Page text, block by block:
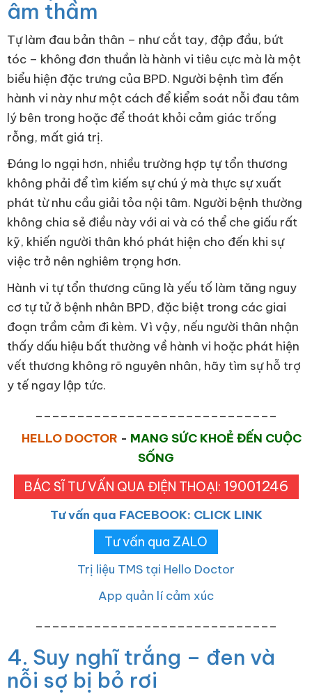
âm thầm
Tự làm đau bản thân – như cắt tay, đập đầu, bứt
tóc – không đơn thuần là hành vi tiêu cực mà là một
biểu hiện đặc trưng của BPD. Người bệnh tìm đến
hành vi này như một cách để kiểm soát nỗi đau tâm
lý bên trong hoặc để thoát khỏi cảm giác trống
rỗng, mất giá trị.
Đáng lo ngại hơn, nhiều trường hợp tự tổn thương
không phải để tìm kiếm sự chú ý mà thực sự xuất
phát từ nhu cầu giải tỏa nội tâm. Người bệnh thường
không chia sẻ điều này với ai và có thể che giấu rất
kỹ, khiến người thân khó phát hiện cho đến khi sự
việc trở nên nghiêm trọng hơn.
Hành vi tự tổn thương cũng là yếu tố làm tăng nguy
cơ tự tử ở bệnh nhân BPD, đặc biệt trong các giai
đoạn trầm cảm đi kèm. Vì vậy, nếu người thân nhận
thấy dấu hiệu bất thường về hành vi hoặc phát hiện
vết thương không rõ nguyên nhân, hãy tìm sự hỗ trợ
y tế ngay lập tức.
HELLO DOCTOR - MANG SỨC KHOẺ ĐẾN CUỘC
SỐNG
BÁC SĨ TƯ VẤN QUA ĐIỆN THOẠI: 19001246
Tư vấn qua FACEBOOK: CLICK LINK
Tư vấn qua ZALO
Trị liệu TMS tại Hello Doctor
App quản lí cảm xúc
4. Suy nghĩ trắng – đen và
nỗi sợ bị bỏ rơi